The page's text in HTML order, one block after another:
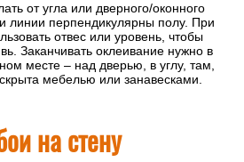
от угла или дверного/оконного
линии перпендикулярны полу. При
отвес или уровень, чтобы
Заканчивать оклеивание нужно в
месте – над дверью, в углу, там,
мебелью или занавесками.
на стену